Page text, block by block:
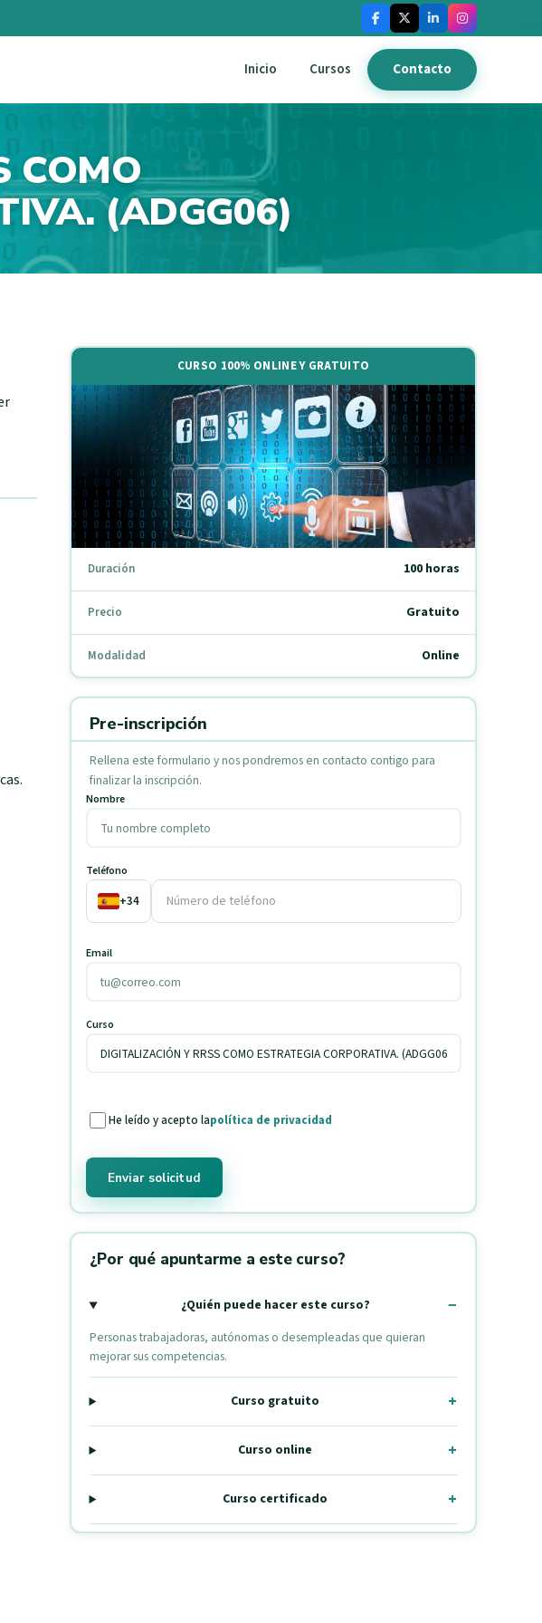
Inicio Cursos Contacto
COMO
(ADGG06)
CURSO 100% ONLINE Y GRATUITO
Duración 100 horas
Precio Gratuito
Modalidad Online
Pre-inscripción
Rellena este formulario y nos pondremos en contacto contigo para
finalizar la inscripción.
Nombre
Teléfono
+34
Email
Curso
He leído y acepto lapolítica de privacidad
Enviar solicitud
¿Por qué apuntarme a este curso?
¿Quién puede hacer este curso?
Personas trabajadoras, autónomas o desempleadas que quieran
mejorar sus competencias.
Curso gratuito
Curso online
Curso certificado